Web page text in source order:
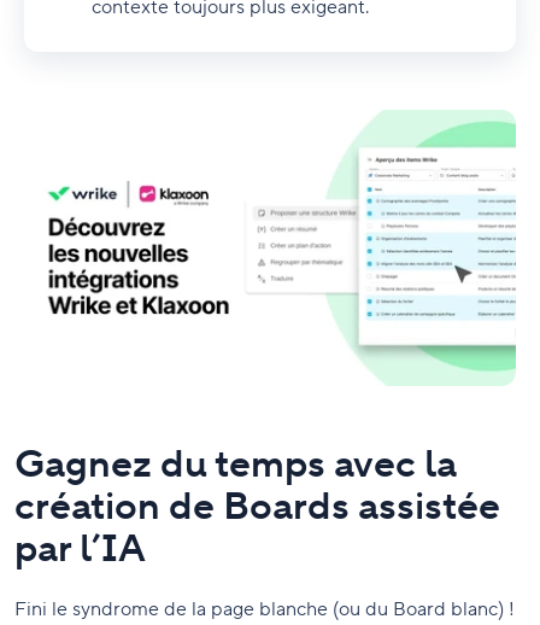
contexte toujours plus exigeant.
Gagnez du temps avec la
création de Boards assistée
par l’IA
Fini le syndrome de la page blanche (ou du Board blanc) !